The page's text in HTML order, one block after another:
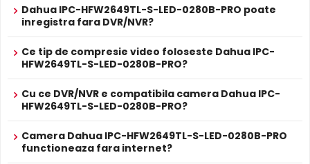
alimentarePower over Ethernet (PoE), primind atat date
cat si alimentare prin acelasi cablu de retea. Simplifica
de alimentare separat.
Inregistrare pe Card
Dahua IPC-HFW2649TL-S-LED-0280B-PRO dispune de
direct pe camera. Utila ca backup sau pentru instalari
fara DVR/NVR.
Dahua IPC-HFW2649TL-S-LED-0280B-PRO poate
inregistra fara DVR/NVR?
Ce tip de compresie video foloseste Dahua IPC-
HFW2649TL-S-LED-0280B-PRO?
Cu ce DVR/NVR e compatibila camera Dahua IPC-
HFW2649TL-S-LED-0280B-PRO?
Camera Dahua IPC-HFW2649TL-S-LED-0280B-PRO
functioneaza fara internet?